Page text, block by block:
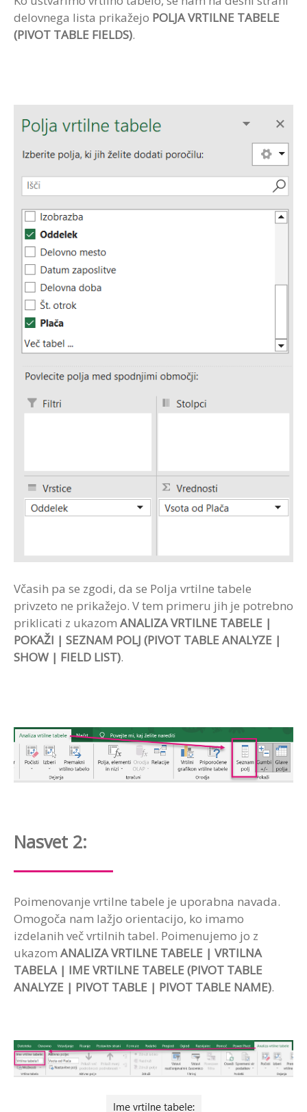
delovnega lista prikažejo POLJA VRTILNE TABELE
(PIVOT TABLE FIELDS).
Včasih pa se zgodi, da se Polja vrtilne tabele
privzeto ne prikažejo. V tem primeru jih je potrebno
priklicati z ukazom ANALIZA VRTILNE TABELE |
POKAŽI | SEZNAM POLJ (PIVOT TABLE ANALYZE |
SHOW | FIELD LIST).
Nasvet 2:
Poimenovanje vrtilne tabele je uporabna navada.
Omogoča nam lažjo orientacijo, ko imamo
izdelanih več vrtilnih tabel. Poimenujemo jo z
ukazom ANALIZA VRTILNE TABELE | VRTILNA
TABELA | IME VRTILNE TABELE (PIVOT TABLE
ANALYZE | PIVOT TABLE | PIVOT TABLE NAME).